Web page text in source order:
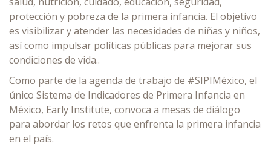
protección y pobreza de la primera infancia. El objetivo
es visibilizar y atender las necesidades de niñas y niños,
así como impulsar políticas públicas para mejorar sus
condiciones de vida..
Como parte de la agenda de trabajo de #SIPIMéxico, el
único Sistema de Indicadores de Primera Infancia en
México, Early Institute, convoca a mesas de diálogo
para abordar los retos que enfrenta la primera infancia
en el país.